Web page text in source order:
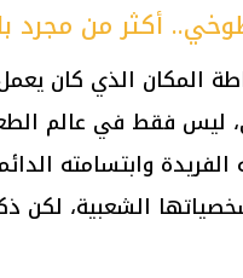
أكثر من مجرد
المكان الذي كان
ليس فقط في عالم
وابتسامته
الشعبية، لكن